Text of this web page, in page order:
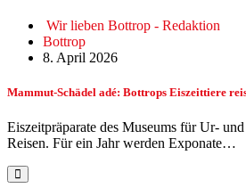
Wir lieben Bottrop - Redaktion
Bottrop
8. April 2026
Mammut-Schädel adé: Bottrops Eiszeittiere
Eiszeitpräparate des Museums für Ur-
Reisen. Für ein Jahr werden Exponate…